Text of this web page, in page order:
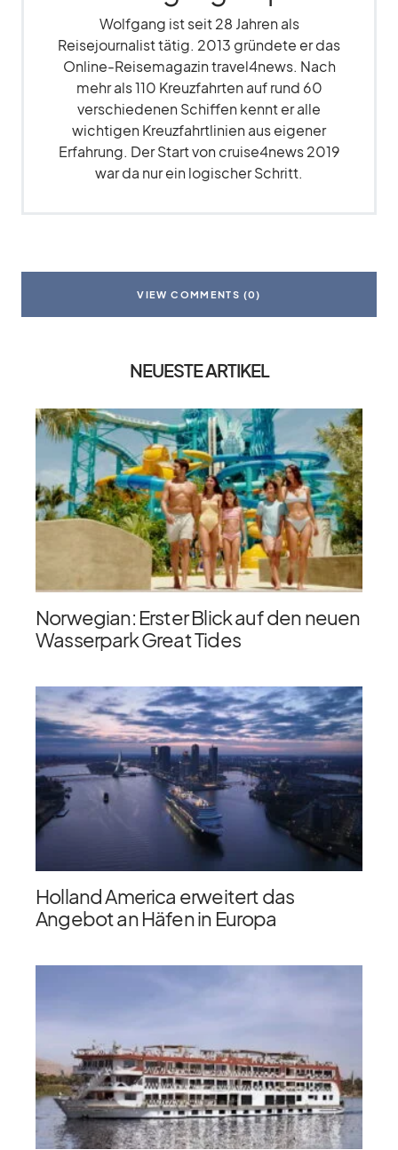
Wolfgang ist seit 28 Jahren als
Reisejournalist tätig. 2013 gründete er das
Online-Reisemagazin travel4news. Nach
mehr als 110 Kreuzfahrten auf rund 60
verschiedenen Schiffen kennt er alle
wichtigen Kreuzfahrtlinien aus eigener
Erfahrung. Der Start von cruise4news 2019
war da nur ein logischer Schritt.
VIEW COMMENTS (0)
NEUESTE ARTIKEL
Norwegian: Erster Blick auf den neuen
Wasserpark Great Tides
Holland America erweitert das
Angebot an Häfen in Europa